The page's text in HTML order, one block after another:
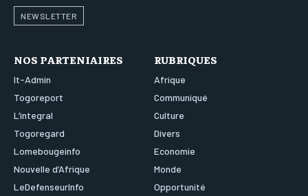
NEWSLETTER
NOS PARTENIAIRES
It-Admin
Togoreport
L’integral
Togoregard
Lomebougeinfo
Nouvelle d’Afrique
LeDefenseurInfo
RUBRIQUES
Afrique
Communiqué
Culture
Divers
Economie
Monde
Opportunité